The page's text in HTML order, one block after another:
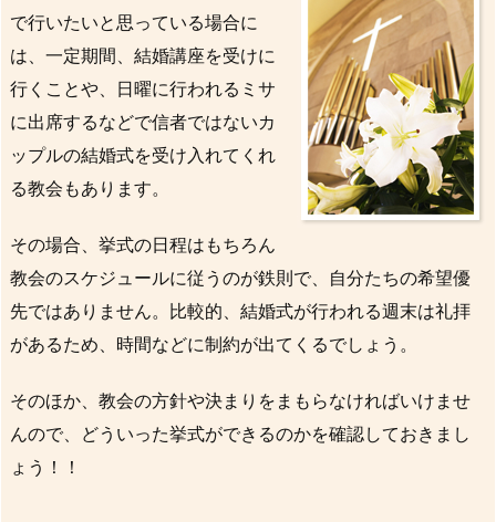
で行いたいと思っている場合に
は、一定期間、結婚講座を受けに
行くことや、日曜に行われるミサ
に出席するなどで信者ではないカ
ップルの結婚式を受け入れてくれ
る教会もあります。
その場合、挙式の日程はもちろん
教会のスケジュールに従うのが鉄則で、自分たちの希望優
先ではありません。比較的、結婚式が行われる週末は礼拝
があるため、時間などに制約が出てくるでしょう。
そのほか、教会の方針や決まりをまもらなければいけませ
んので、どういった挙式ができるのかを確認しておきまし
ょう！！